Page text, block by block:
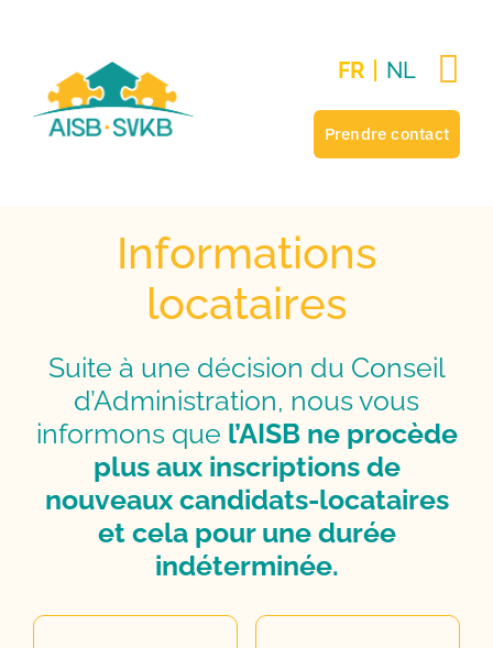
FR NL
Prendre contact
Informations
locataires
Suite à une décision du Conseil
d’Administration, nous vous
informons que l’AISB ne procède
plus aux inscriptions de
nouveaux candidats-locataires
et cela pour une durée
indéterminée.